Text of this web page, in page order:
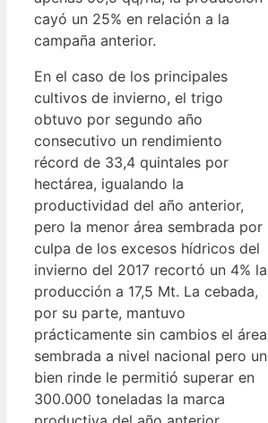
cayó un 25% en relación a la
campaña anterior.
En el caso de los principales
cultivos de invierno, el trigo
obtuvo por segundo año
consecutivo un rendimiento
récord de 33,4 quintales por
hectárea, igualando la
productividad del año anterior,
pero la menor área sembrada por
culpa de los excesos hídricos del
invierno del 2017 recortó un 4% la
producción a 17,5 Mt. La cebada,
por su parte, mantuvo
prácticamente sin cambios el área
sembrada a nivel nacional pero un
bien rinde le permitió superar en
300.000 toneladas la marca